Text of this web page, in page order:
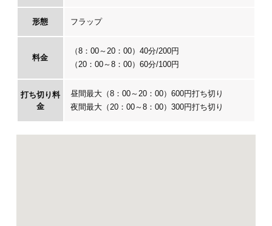
形態 フラップ
料金
（8：00～20：00）40分/200円
（20：00～8：00）60分/100円
打ち切り料
金
昼間最大（8：00～20：00）600円打ち切り
夜間最大（20：00～8：00）300円打ち切り